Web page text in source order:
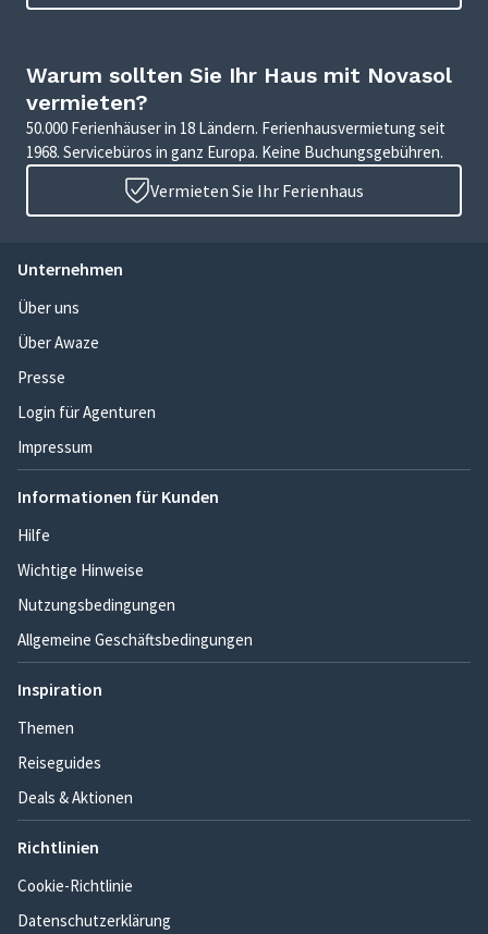
Warum sollten Sie Ihr Haus mit Novasol
vermieten?
50.000 Ferienhäuser in 18 Ländern. Ferienhausvermietung seit
1968. Servicebüros in ganz Europa. Keine Buchungsgebühren.
Vermieten Sie Ihr Ferienhaus
Unternehmen
Über uns
Über Awaze
Presse
Login für Agenturen
Impressum
Informationen für Kunden
Hilfe
Wichtige Hinweise
Nutzungsbedingungen
Allgemeine Geschäftsbedingungen
Inspiration
Themen
Reiseguides
Deals & Aktionen
Richtlinien
Cookie-Richtlinie
Datenschutzerklärung